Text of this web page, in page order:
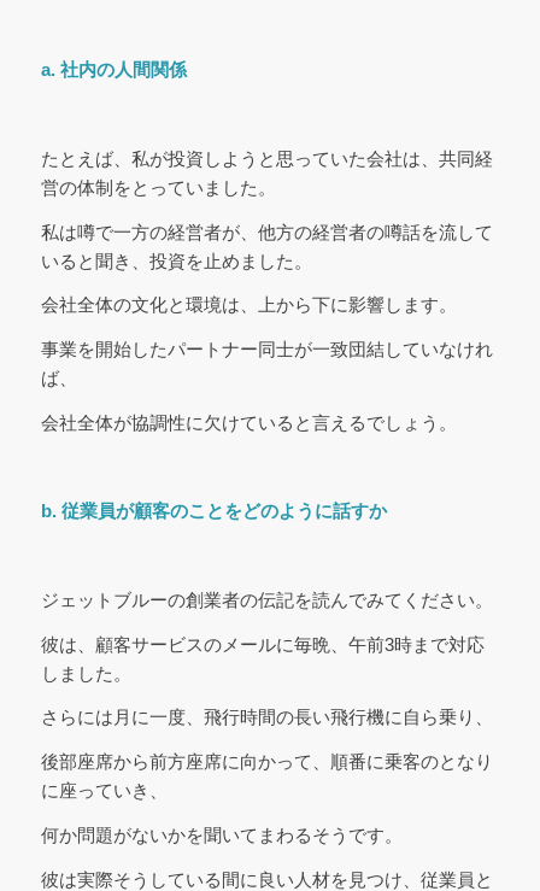
a. 社内の人間関係
たとえば、私が投資しようと思っていた会社は、共同経
営の体制をとっていました。
私は噂で一方の経営者が、他方の経営者の噂話を流して
いると聞き、投資を止めました。
会社全体の文化と環境は、上から下に影響します。
事業を開始したパートナー同士が一致団結していなけれ
ば、
会社全体が協調性に欠けていると言えるでしょう。
b. 従業員が顧客のことをどのように話すか
ジェットブルーの創業者の伝記を読んでみてください。
彼は、顧客サービスのメールに毎晩、午前3時まで対応
しました。
さらには月に一度、飛行時間の長い飛行機に自ら乗り、
後部座席から前方座席に向かって、順番に乗客のとなり
に座っていき、
何か問題がないかを聞いてまわるそうです。
彼は実際そうしている間に良い人材を見つけ、従業員と